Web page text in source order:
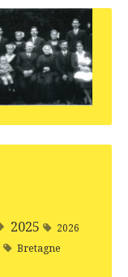
2025 2026
Bretagne